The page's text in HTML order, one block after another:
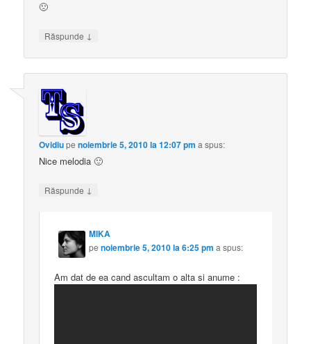
🙁
Răspunde ↓
Ovidiupenoiembrie 5, 2010 la 12:07 pm a spus:
Nice melodia 🙂
Răspunde ↓
MIKA
penoiembrie 5, 2010 la 6:25 pm a spus:
Am dat de ea cand ascultam o alta si anume :